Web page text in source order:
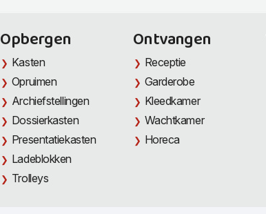
Opbergen
Kasten
Opruimen
Archiefstellingen
Dossierkasten
Presentatiekasten
Ladeblokken
Trolleys
Ontvangen
Receptie
Garderobe
Kleedkamer
Wachtkamer
Horeca